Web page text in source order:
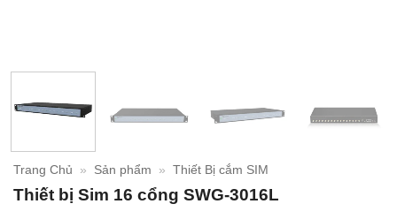
Trang Chủ » Sản phẩm » Thiết Bị cắm SIM
Thiết bị Sim 16 cổng SWG-3016L